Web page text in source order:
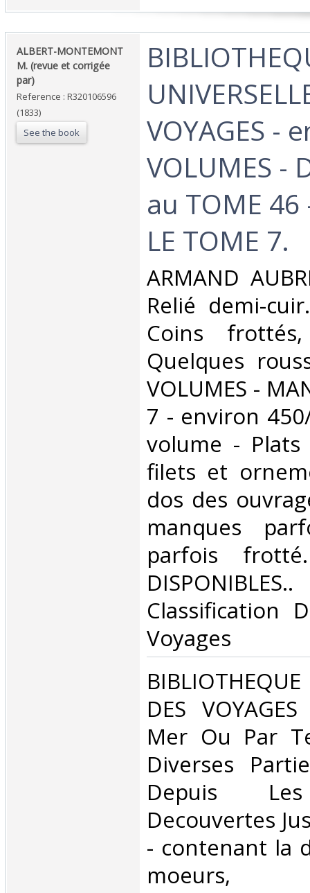
‎ALBERT-MONTEMONT
M. (revue et corrigée
par)‎
Reference : R320106596
(1833)
See the book
VOYAGES -
VOLUMES -
au TOME
LE TOME 7.‎
‎ARMAND
Relié demi-
Coins
Quelques
VOLUMES -
7 - environ
volume -
filets et
dos des
manques
parfois
Classification
Voyages‎
DES
Mer Ou Par
Diverses
Depuis
Decouvertes
- contenant la
moeurs,